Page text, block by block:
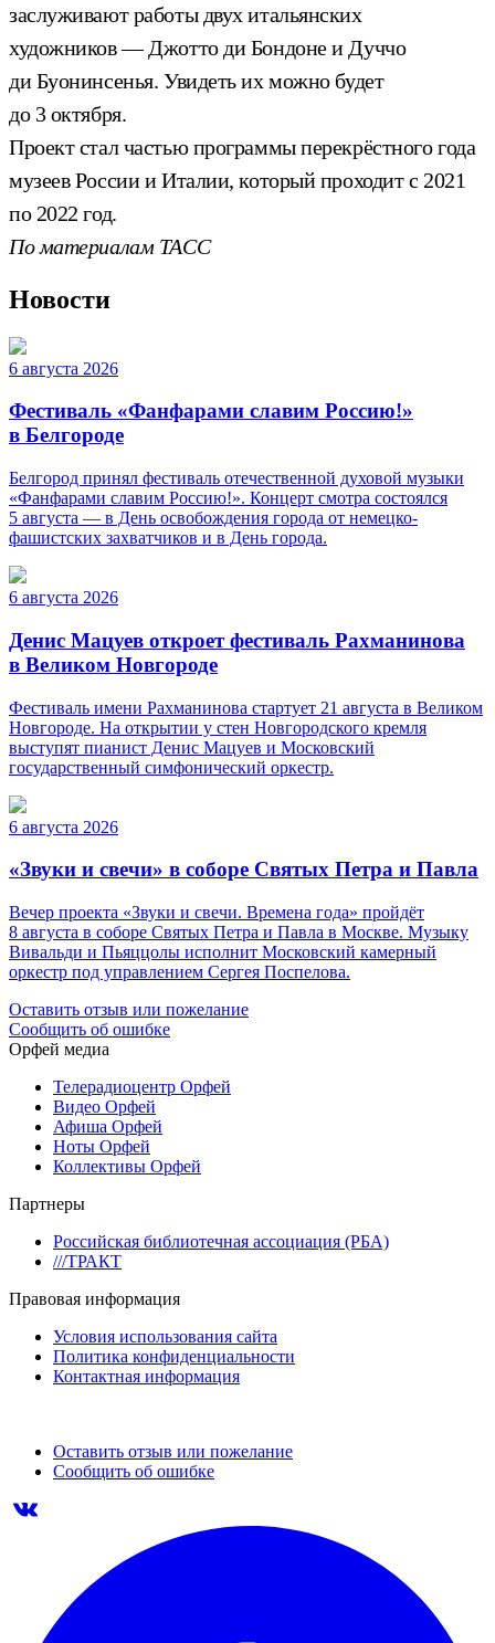
заслуживают работы двух итальянских
художников — Джотто ди Бондоне и Дуччо
ди Буонинсенья. Увидеть их можно будет
до 3 октября.
Проект стал частью программы перекрёстного года
музеев России и Италии, который проходит с 2021
по 2022 год.
По материалам ТАСС
Новости
6 августа 2026
Фестиваль «Фанфарами славим Россию!»
в Белгороде
Белгород принял фестиваль отечественной духовой музыки
«Фанфарами славим Россию!». Концерт смотра состоялся
5 августа — в День освобождения города от немецко-
фашистских захватчиков и в День города.
6 августа 2026
Денис Мацуев откроет фестиваль Рахманинова
в Великом Новгороде
Фестиваль имени Рахманинова стартует 21 августа в Великом
Новгороде. На открытии у стен Новгородского кремля
выступят пианист Денис Мацуев и Московский
государственный симфонический оркестр.
6 августа 2026
«Звуки и свечи» в соборе Святых Петра и Павла
Вечер проекта «Звуки и свечи. Времена года» пройдёт
8 августа в соборе Святых Петра и Павла в Москве. Музыку
Вивальди и Пьяццолы исполнит Московский камерный
оркестр под управлением Сергея Поспелова.
Оставить отзыв или пожелание
Сообщить об ошибке
Орфей медиа
Телерадиоцентр Орфей
Видео Орфей
Афиша Орфей
Ноты Орфей
Коллективы Орфей
Партнеры
Российская библиотечная ассоциация (РБА)
///ТРАКТ
Правовая информация
Условия использования сайта
Политика конфиденциальности
Контактная информация
Оставить отзыв или пожелание
Сообщить об ошибке